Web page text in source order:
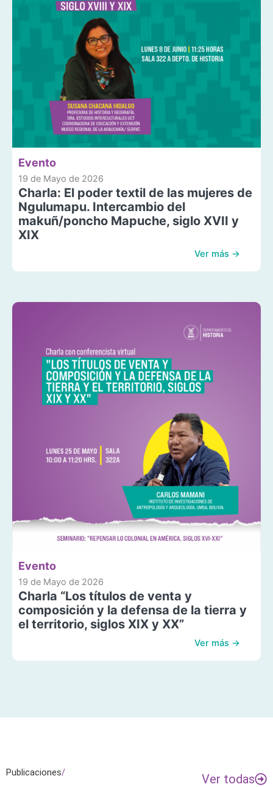
Evento
19 de Mayo de 2026
Charla: El poder textil de las mujeres de
Ngulumapu. Intercambio del
makuñ/poncho Mapuche, siglo XVII y
XIX
Ver más →
Evento
19 de Mayo de 2026
Charla “Los títulos de venta y
composición y la defensa de la tierra y
el territorio, siglos XIX y XX”
Ver más →
Publicaciones/ Ver todas